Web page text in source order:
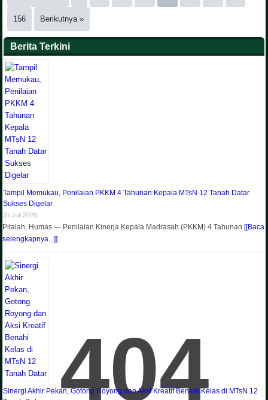
156 Berikutnya »
Berita Terkini
Tampil Memukau, Penilaian PKKM 4 Tahunan Kepala MTsN 12 Tanah Datar
Sukses Digelar
30 Juli 2026
Pitalah, Humas — Penilaian Kinerja Kepala Madrasah (PKKM) 4 Tahunan[[Baca
selengkapnya...]]
Sinergi Akhir Pekan, Gotong Royong dan Aksi Kreatif Benahi Kelas di MTsN 12
404